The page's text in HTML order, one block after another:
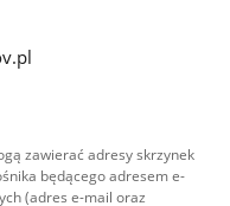
zawierać adresy skrzynek
będącego adresem e-
(adres e-mail oraz